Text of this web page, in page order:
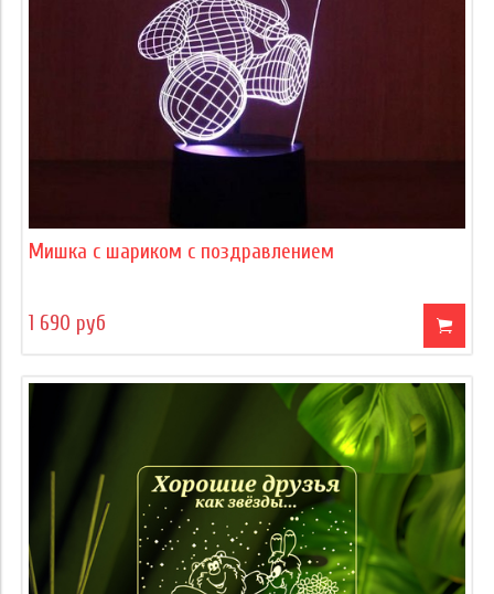
Мишка с шариком с поздравлением
1 690 руб